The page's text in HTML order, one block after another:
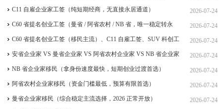
2026-07-24
C11 自雇企业家工签（纯短期经商，无直接永居通道）
2026-07-24
C60 省提名创业工签（曼省 / 阿省农村 / NB 省，唯一稳定转永
居，重点） 2026-07-24
C60 省提名创业工签（移民主流）、C11 自雇工签、SUV 科创工
签、ICT 跨国高管工签 2026-07-24
安省企业家 VS 曼省企业家 VS 阿省农村企业家 VS NB 省企业家
四合一详细对比（2026 年 7 月最新官方政策） 2026-07-24
NB 省企业家移民（拿身份速度最快，短期创业过渡首选）
2026-07-24
阿省农村企业家移民（资金门槛最低，预算有限首选）
2026-07-24
曼省企业家移民（综合稳定主流选择，2026 正常开放）